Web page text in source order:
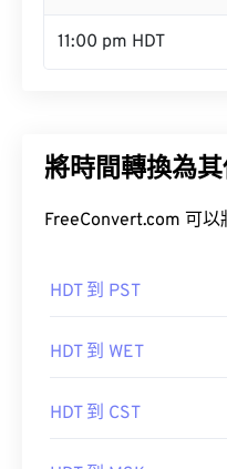
11:00 pm HDT
將時間轉換為
FreeConvert.com 可以
HDT 到 PST
HDT 到 WET
HDT 到 CST